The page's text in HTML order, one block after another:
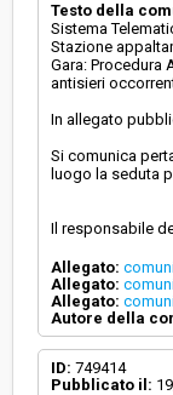
Testo della
Sistema
Stazione
Gara: Procedura
antisieri
In allegato
Si comunica
luogo la seduta
Il responsabile
Allegato:
Allegato:
Allegato:
Autore della
ID: 749414
Pubblicato il: